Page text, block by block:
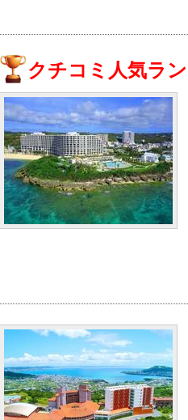
クチコミ人気ラ